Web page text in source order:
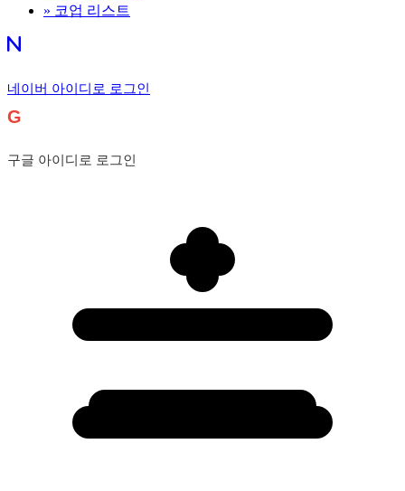
» 코업 리스트
네이버 아이디로 로그인
G
구글 아이디로 로그인